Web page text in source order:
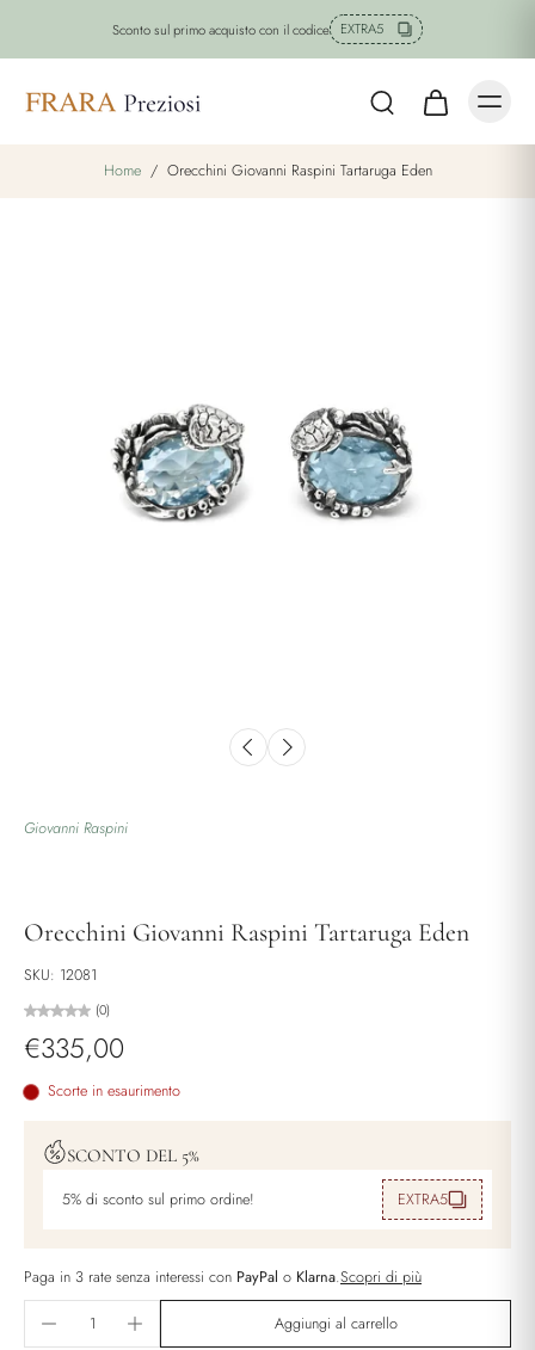
Sconto sul primo acquisto con il codice EXTRA5
Home / Orecchini Giovanni Raspini Tartaruga Eden
Giovanni Raspini
Orecchini Giovanni Raspini Tartaruga Eden
SKU: 12081
(0)
€335,00
Scorte in esaurimento
SCONTO DEL 5%
5% di sconto sul primo ordine! EXTRA5
Paga in 3 rate senza interessi con PayPal o Klarna.Scopri di più
Aggiungi al carrello